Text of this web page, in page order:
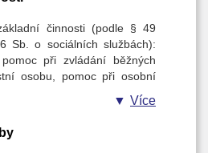
důstojného a
vést plnohodnotný a kvalitní
aby mohli využívat takový
který bude co nejvíce
individuálním potřebám a
na co nejvyšší míru
činnosti (podle § 49
Sb. o sociálních službách):
pomoc při zvládání běžných
osobu, pomoc při osobní
podmínek pro osobní
kontaktu se
sociálně terapeutické
činnosti, pomoc při
Více